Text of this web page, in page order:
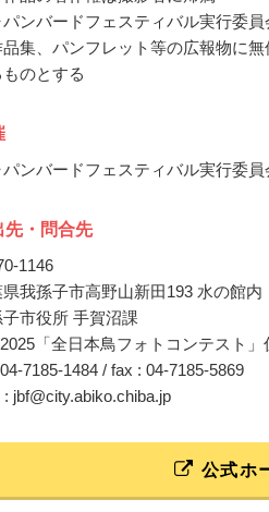
パンバードフェスティバル実行委
品集、パンフレット等の広報物に
のとする
パンバードフェスティバル実行委員
先・問合先
1146
我孫子市高野山新田193 水の館内
市役所 手賀沼課
「全日本鳥フォトコンテスト」
7185-1484 / fax : 04-7185-5869
: jbf@city.abiko.chiba.jp
公式ホ